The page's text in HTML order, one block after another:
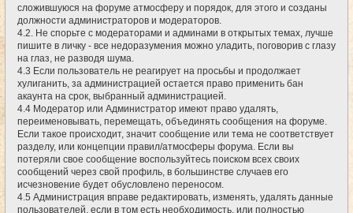
сложившуюся на форуме атмосферу и порядок, для этого и созданы
должности администраторов и модераторов.
4.2. Не спорьте с модераторами и админами в открытых темах, лучше
пишите в личку - все недоразумения можно уладить, поговорив с глазу
на глаз, не разводя шума.
4.3 Если пользователь не реагирует на просьбы и продолжает
хулиганить, за администрацией остается право применить бан
акаунта на срок, выбранный администрацией.
4.4 Модератор или Администратор имеют право удалять,
переименовывать, перемещать, объединять сообщения на форуме.
Если такое происходит, значит сообщение или тема не соответствует
разделу, или концепции правил/атмосферы форума. Если вы
потеряли свое сообщение воспользуйтесь поиском всех своих
сообщений через свой профиль, в большинстве случаев его
исчезновение будет обусловлено переносом.
4.5 Администрация вправе редактировать, изменять, удалять данные
пользователей, если в том есть необходимость, или полностью